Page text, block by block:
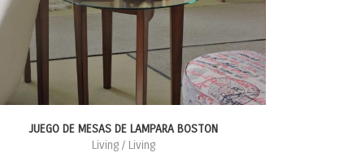
JUEGO DE MESAS DE LAMPARA BOSTON
Living / Living